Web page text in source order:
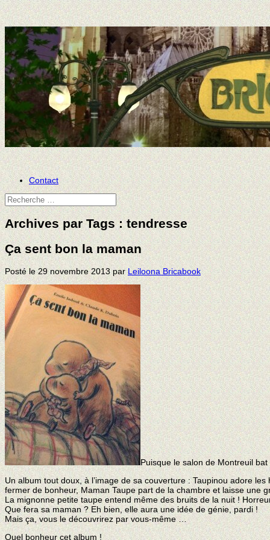
Contact
Archives par Tags :tendresse
Ça sent bon la maman
Posté le29 novembre 2013 parLeiloona Bricabook
Puisque le salon de Montreuil
Un album tout doux, à l’image de sa couverture : Taupinou adore
fermer de bonheur, Maman Taupe part de la chambre et laisse une
La mignonne petite taupe entend même des bruits de la nuit !
Que fera sa maman ? Eh bien, elle aura une idée de génie, pardi !
Mais ça, vous le découvrirez par vous-même …
Quel bonheur cet album !